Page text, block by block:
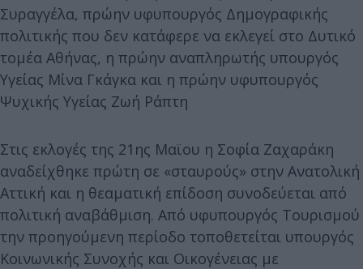
Συραγγέλα, πρώην υφυπουργός Δημογραφικής
πολιτικής που δεν κατάφερε να εκλεγεί στο Δυτικό
τομέα Αθήνας, η πρώην αναπληρωτής υπουργός
Υγείας Μίνα Γκάγκα και η πρώην υφυπουργός
Ψυχικής Υγείας Ζωή Ράπτη
Στις εκλογές της 21ης Μαϊου η Σοφία Ζαχαράκη
αναδείχθηκε πρώτη σε «σταυρούς» στην Ανατολική
Αττική και η θεαματική επίδοση συνοδεύεται από
πολιτική αναβάθμιση. Από υφυπουργός Τουρισμού
την προηγούμενη περίοδο τοποθετείται υπουργός
Κοινωνικής Συνοχής και Οικογένειας με